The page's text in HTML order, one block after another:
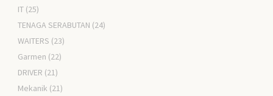
IT (25)
TENAGA SERABUTAN (24)
WAITERS (23)
Garmen (22)
DRIVER (21)
Mekanik (21)